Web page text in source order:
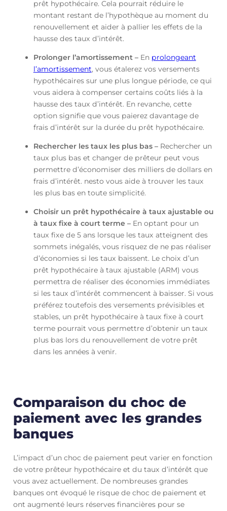
prêt hypothécaire. Cela pourrait réduire le
montant restant de l’hypothèque au moment du
renouvellement et aider à pallier les effets de la
hausse des taux d’intérêt.
Prolonger l’amortissement – En prolongeant
l’amortissement, vous étalerez vos versements
hypothécaires sur une plus longue période, ce qui
vous aidera à compenser certains coûts liés à la
hausse des taux d’intérêt. En revanche, cette
option signifie que vous paierez davantage de
frais d’intérêt sur la durée du prêt hypothécaire.
Rechercher les taux les plus bas – Rechercher un
taux plus bas et changer de prêteur peut vous
permettre d’économiser des milliers de dollars en
frais d’intérêt. nesto vous aide à trouver les taux
les plus bas en toute simplicité.
Choisir un prêt hypothécaire à taux ajustable ou
à taux fixe à court terme – En optant pour un
taux fixe de 5 ans lorsque les taux atteignent des
sommets inégalés, vous risquez de ne pas réaliser
d’économies si les taux baissent. Le choix d’un
prêt hypothécaire à taux ajustable (ARM) vous
permettra de réaliser des économies immédiates
si les taux d’intérêt commencent à baisser. Si vous
préférez toutefois des versements prévisibles et
stables, un prêt hypothécaire à taux fixe à court
terme pourrait vous permettre d’obtenir un taux
plus bas lors du renouvellement de votre prêt
dans les années à venir.
Comparaison du choc de
paiement avec les grandes
banques
L’impact d’un choc de paiement peut varier en fonction
de votre prêteur hypothécaire et du taux d’intérêt que
vous avez actuellement. De nombreuses grandes
banques ont évoqué le risque de choc de paiement et
ont augmenté leurs réserves financières pour se